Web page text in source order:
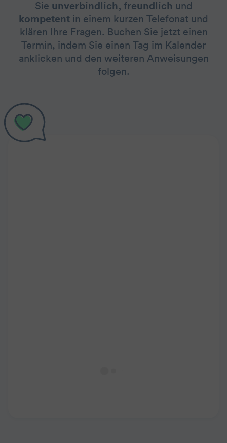
Sie unverbindlich, freundlich und
kompetent in einem kurzen Telefonat und
klären Ihre Fragen. Buchen Sie jetzt einen
Termin, indem Sie einen Tag im Kalender
anklicken und den weiteren Anweisungen
folgen.